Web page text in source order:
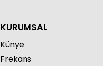
KURUMSAL
Künye
Frekans